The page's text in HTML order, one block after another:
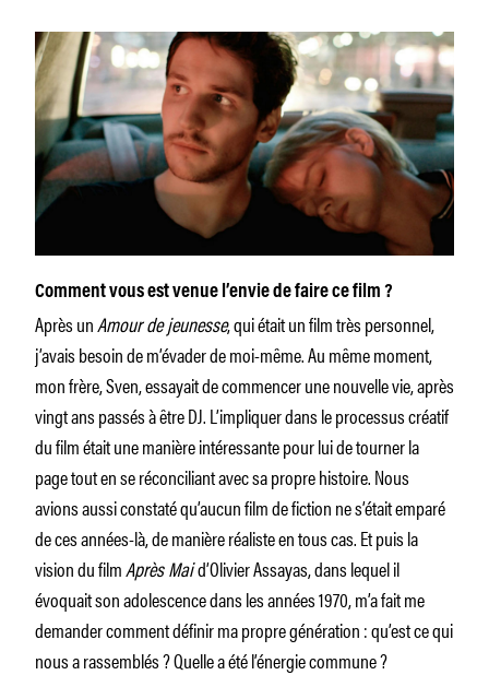
Comment vous est venue l’envie de faire ce film ?
Après unAmour de jeunesse, qui était un film très personnel,
j’avais besoin de m’évader de moi-même. Au même moment,
mon frère, Sven, essayait de commencer une nouvelle vie, après
vingt ans passés à être DJ. L’impliquer dans le processus créatif
du film était une manière intéressante pour lui de tourner la
page tout en se réconciliant avec sa propre histoire. Nous
avions aussi constaté qu’aucun film de fiction ne s’était emparé
de ces années-là, de manière réaliste en tous cas. Et puis la
vision du filmAprès Maid’Olivier Assayas, dans lequel il
évoquait son adolescence dans les années 1970, m’a fait me
demander comment définir ma propre génération : qu’est ce qui
nous a rassemblés ? Quelle a été l’énergie commune ?